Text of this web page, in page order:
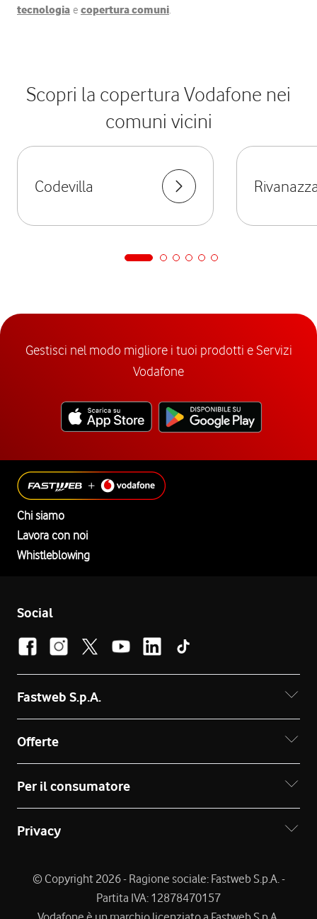
tecnologia e copertura comuni.
Scopri la copertura Vodafone nei
comuni vicini
Codevilla
Gestisci nel modo migliore i tuoi prodotti e Servizi
Vodafone
Chi siamo
Lavora con noi
Whistleblowing
Social
Fastweb S.p.A.
Offerte
Per il consumatore
Privacy
© Copyright 2026 - Ragione sociale: Fastweb S.p.A. -
Partita IVA: 12878470157